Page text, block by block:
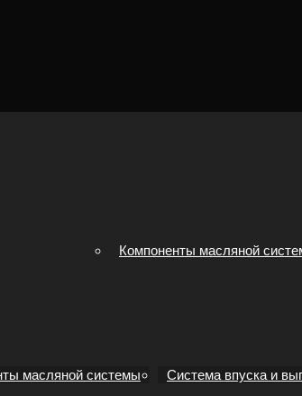
Компоненты масляной
масляной системы Система впуска и